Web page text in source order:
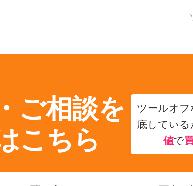
ご相談を
こちら
ツールオフ
底している
値で